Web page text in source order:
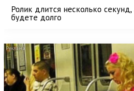
Ролик длится несколько
будете долго